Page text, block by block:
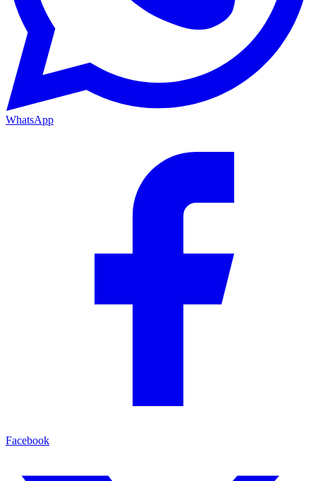
WhatsApp
Facebook